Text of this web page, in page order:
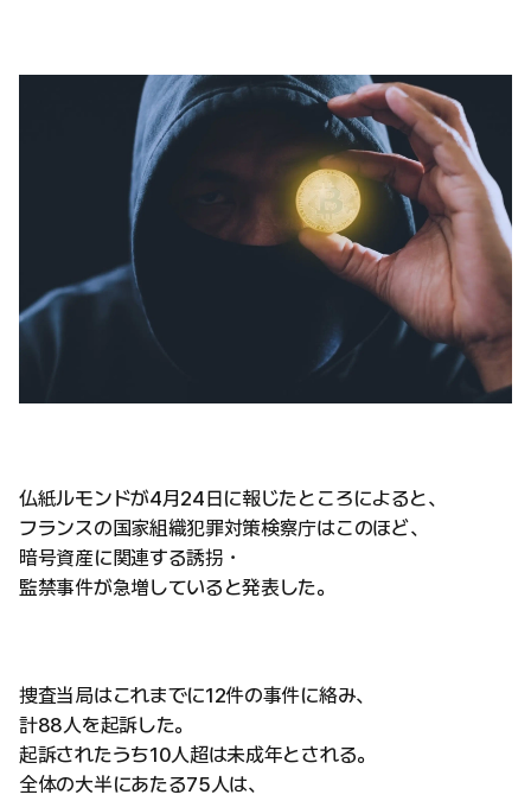
仏紙ルモンドが4月24日に報じたところによると、
フランスの国家組織犯罪対策検察庁はこのほど、
暗号資産に関連する誘拐・
監禁事件が急増していると発表した。
捜査当局はこれまでに12件の事件に絡み、
計88人を起訴した。
起訴されたうち10人超は未成年とされる。
全体の大半にあたる75人は、